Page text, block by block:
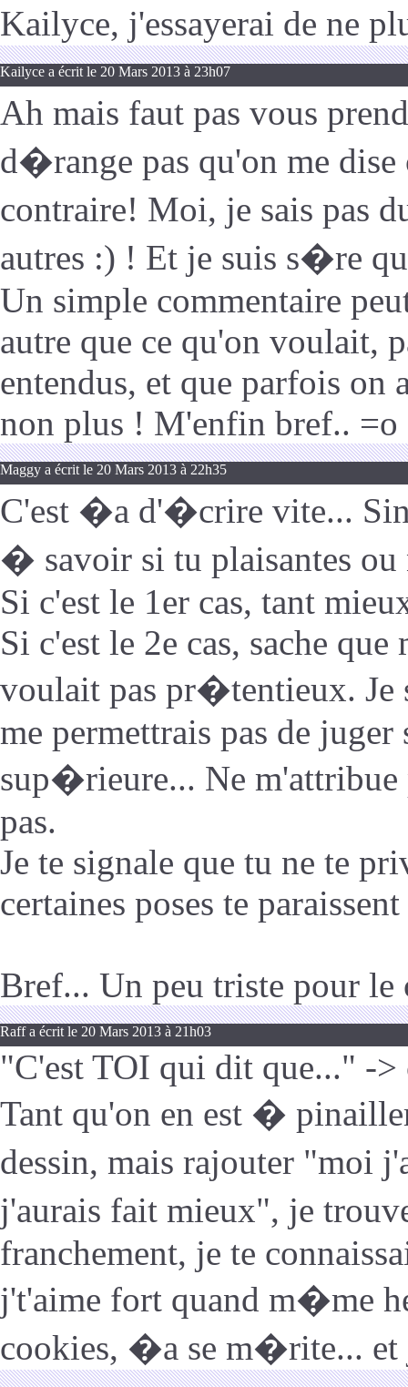
Kailyce, j'essayerai de ne
Kailyce a écrit le 20 Mars 2013 à 23h07
Ah mais faut pas vous
d�range pas qu'on me dise
contraire! Moi, je sais pas
autres :) ! Et je suis s�re
Un simple commentaire
autre que ce qu'on voulait,
entendus, et que parfois on
non plus ! M'enfin bref.. =o
Maggy a écrit le 20 Mars 2013 à 22h35
C'est �a d'�crire vite...
� savoir si tu plaisantes ou
Si c'est le 1er cas, tant
Si c'est le 2e cas, sache
voulait pas pr�tentieux. Je
me permettrais pas de
sup�rieure... Ne m'attribue
pas.
Je te signale que tu ne te
certaines poses te
Bref... Un peu triste pour le
Raff a écrit le 20 Mars 2013 à 21h03
"C'est TOI qui dit que..." -
Tant qu'on en est �
dessin, mais rajouter "moi
j'aurais fait mieux", je
franchement, je te
j't'aime fort quand m�me
cookies, �a se m�rite... et